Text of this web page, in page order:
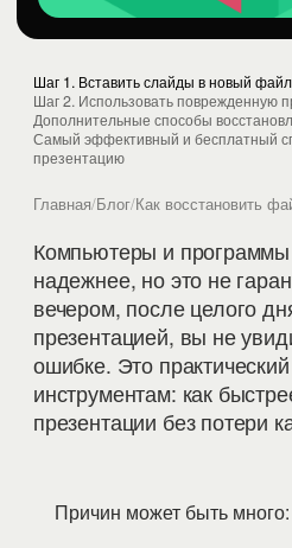
Шаг 1. Вставить слайды в новый
Шаг 2. Использовать поврежденную
Дополнительные способы
Самый эффективный и бесплатный
презентацию
Главная/Блог/Как восстановить
Компьютеры и
надежнее, но это не
вечером, после целого
презентацией, вы не
ошибке. Это
инструментам: как
презентации без потери
Причин может быть много: